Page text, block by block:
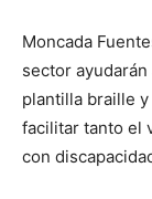
Moncada
sector
plantilla braille
facilitar tanto el
con